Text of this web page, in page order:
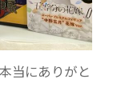
当にありがと